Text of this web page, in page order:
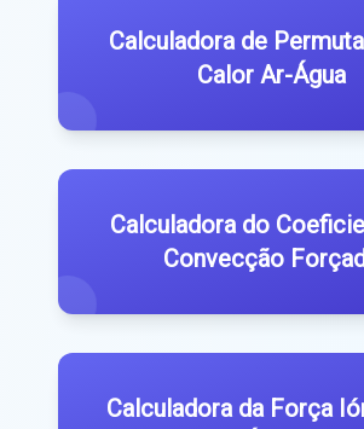
Calculadora de
Calor Ar-Água
Calculadora do
Convecção
Calculadora da Força